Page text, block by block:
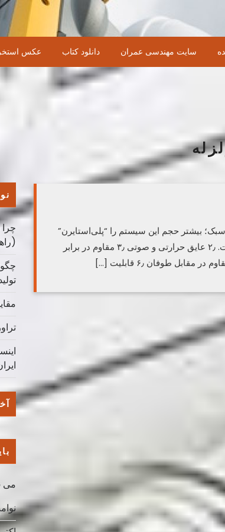
سایت مهندسی عمران دانلود کتاب عکس
ضد زلزله ویژگی خانه های ضد زلزله: ۱٫ وزن سبک؛ بیشتر حجم این سیستم را “پلی‌استایرن”
منبسط‌شده تشکیل می‌دهد که در حدود ۹۵٫۸ درصد آن هوا است. ۲٫ عایق حرارتی و صوتی ۳٫ مقاوم در برابر
می 2026
نوامبر